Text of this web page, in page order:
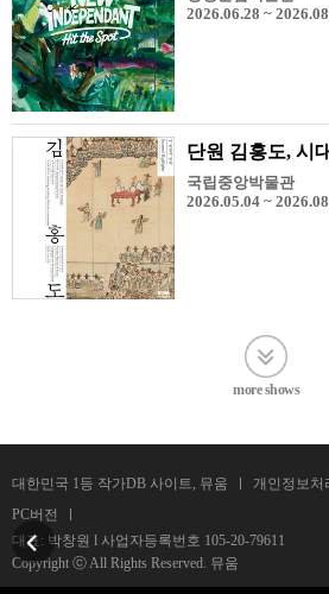
2026.06.28 ~
단원 김홍도, 시
국립중앙박물관
2026.05.04 ~
more shows
대한민국 1등 작가DB 사이트, 뮤움 개인정보처
PC버전
대표: 박창원 l 사업자등록번호 105-20-79611
Copyright ⓒ All Rights Reserved. 뮤움